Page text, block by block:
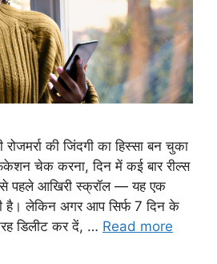
की जिंदगी का हिस्सा बन चुका
चेक करना, दिन में कई बार रील्स
पहले आखिरी स्क्रॉल — यह एक
है। लेकिन अगर आप सिर्फ 7 दिन के
डिलीट कर दें, … Read more